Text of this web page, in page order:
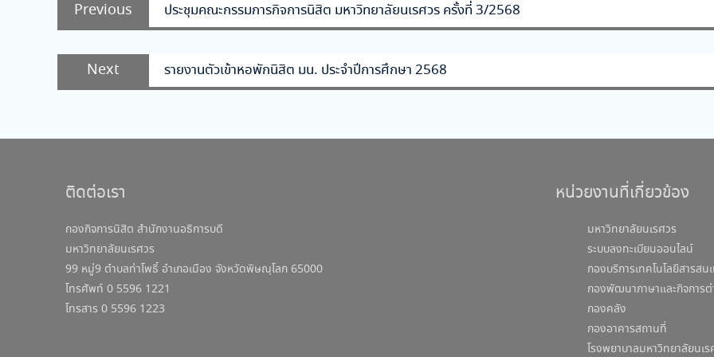
เรื่อง
Previous
post:
ประชุมคณะกรรมการกิจการนิสิต มหาวิทยาลัยนเรศวร ครั้งที่ 3/2568
Next
Next
post:
รายงานตัวเข้าหอพักนิสิต มน. ประจำปีการศึกษา 2568
ติดต่อเรา
กองกิจการนิสิต สำนักงานอธิการบดี
มหาวิทยาลัยนเรศวร
99 หมู่9 ตำบลท่าโพธิ์ อำเภอเมือง จังหวัดพิษณุโลก 65000
โทรศัพท์ 0 5596 1221
โทรสาร 0 5596 1223
หน่วยงานที่เกี่ยวข้อง
มหาวิทยาลัยนเรศวร
ระบบลงทะเบียนออนไลน์
กองบริการเทคโนโลยีสารสน
กองพัฒนาภาษาและกิจการต่
กองคลัง
กองอาคารสถานที่
โรงพยาบาลมหาวิทยาลัยนเร